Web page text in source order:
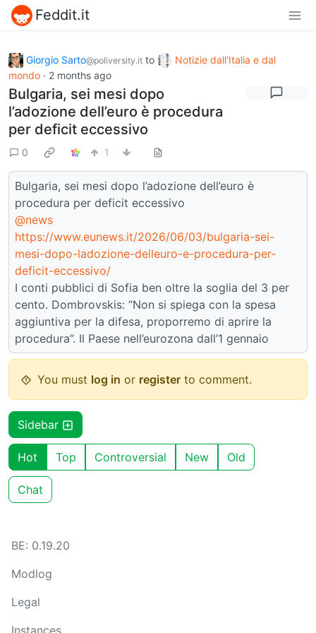
Feddit.it
Giorgio Sarto@poliversity.it to
Notizie dall'Italia e dal
mondo · 2 months ago
Bulgaria, sei mesi dopo
l’adozione dell’euro è procedura
per deficit eccessivo
0 1
Bulgaria, sei mesi dopo l’adozione dell’euro è
procedura per deficit eccessivo
@news
https://www.eunews.it/2026/06/03/bulgaria-sei-
mesi-dopo-ladozione-delleuro-e-procedura-per-
deficit-eccessivo/
I conti pubblici di Sofia ben oltre la soglia del 3 per
cento. Dombrovskis: “Non si spiega con la spesa
aggiuntiva per la difesa, proporremo di aprire la
procedura”. Il Paese nell’eurozona dall’1 gennaio
You must log in or register to comment.
Sidebar
Hot Top Controversial New Old
Chat
BE: 0.19.20
Modlog
Legal